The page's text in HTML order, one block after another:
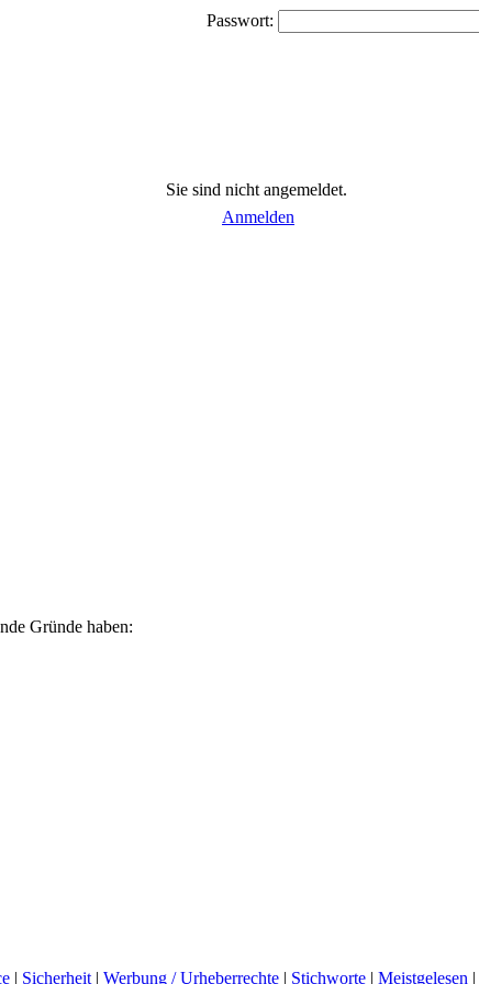
Passwort:
Sie sind nicht angemeldet.
Anmelden
Gründe haben:
| Sicherheit | Werbung / Urheberrechte | Stichworte | Meistgelesen |